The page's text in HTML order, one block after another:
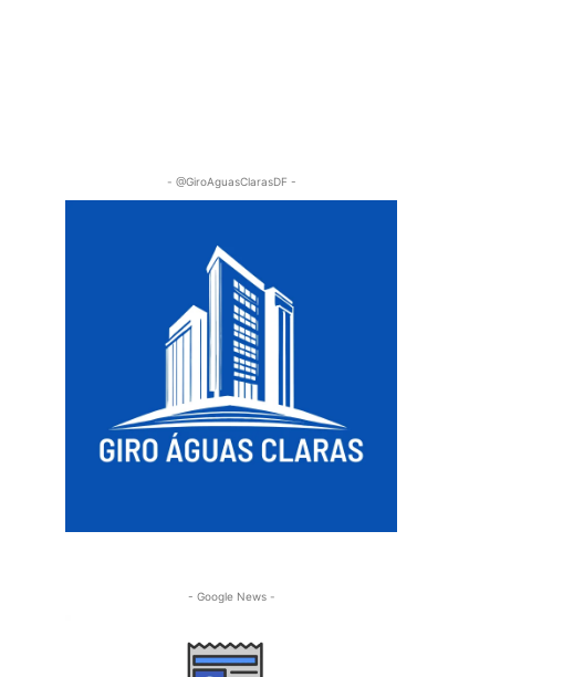
- @GiroAguasClarasDF -
- Google News -